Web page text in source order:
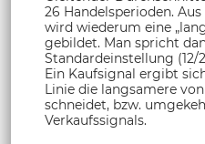
26 Handelsperioden.
wird wiederum eine
gebildet. Man spricht
Standardeinstellung
Ein Kaufsignal ergibt
Linie die langsamere
schneidet, bzw.
Verkaufssignals.